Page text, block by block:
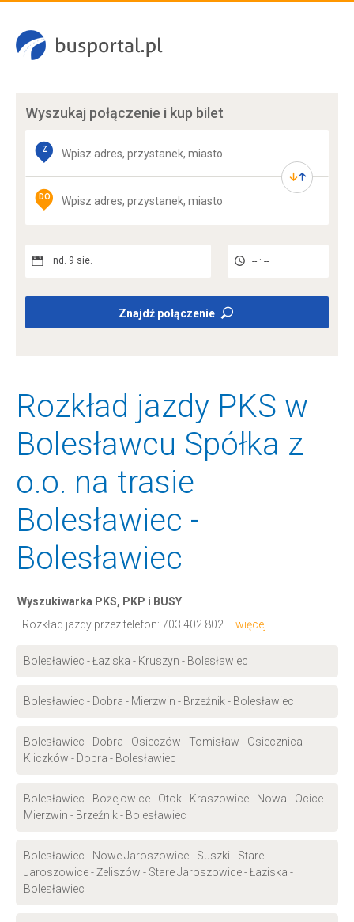
Wyszukaj połączenie i kup bilet
Z
DO
nd. 9 sie. -- : --
Znajdź połączenie
Rozkład jazdy PKS w
Bolesławcu Spółka z
o.o. na trasie
Bolesławiec -
Bolesławiec
Wyszukiwarka PKS, PKP i BUSY
Rozkład jazdy przez telefon: 703 402 802 ... więcej
Bolesławiec - Łaziska - Kruszyn - Bolesławiec
Bolesławiec - Dobra - Mierzwin - Brzeźnik - Bolesławiec
Bolesławiec - Dobra - Osieczów - Tomisław - Osiecznica -
Kliczków - Dobra - Bolesławiec
Bolesławiec - Bożejowice - Otok - Kraszowice - Nowa - Ocice -
Mierzwin - Brzeźnik - Bolesławiec
Bolesławiec - Nowe Jaroszowice - Suszki - Stare
Jaroszowice - Żeliszów - Stare Jaroszowice - Łaziska -
Bolesławiec